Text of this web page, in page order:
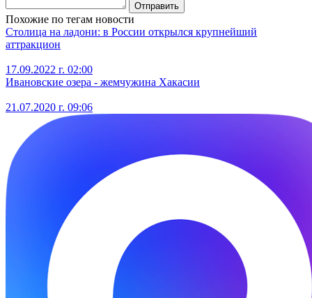
Отправить
Похожие по тегам новости
Столица на ладони: в России открылся крупнейший
аттракцион
17.09.2022 г. 02:00
Ивановские озера - жемчужина Хакасии
21.07.2020 г. 09:06